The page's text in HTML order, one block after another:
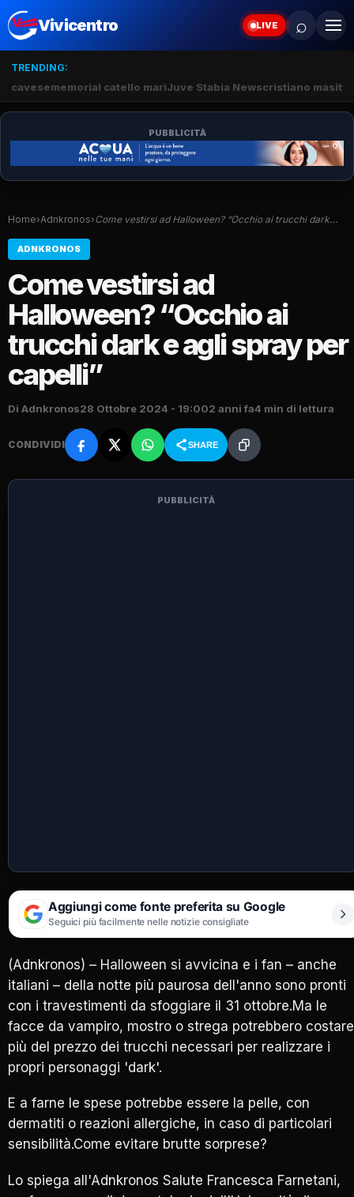
Vivicentro LIVE ⌕
TRENDING:
cavesememorial catello mariJuve Stabia Newscristiano masitto
PUBBLICITÀ
Home›Adnkronos›Come vestirsi ad Halloween? “Occhio ai trucchi dark…
ADNKRONOS
Come vestirsi ad
Halloween? “Occhio ai
trucchi dark e agli spray per
capelli”
Di Adnkronos28 Ottobre 2024 - 19:002 anni fa4 min di lettura
CONDIVIDI SHARE
PUBBLICITÀ
Aggiungi come fonte preferita su Google
Seguici più facilmente nelle notizie consigliate
(Adnkronos) – Halloween si avvicina e i fan – anche
italiani – della notte più paurosa dell'anno sono pronti
con i travestimenti da sfoggiare il 31 ottobre.Ma le
facce da vampiro, mostro o strega potrebbero costare
più del prezzo dei trucchi necessari per realizzare i
propri personaggi 'dark'.
E a farne le spese potrebbe essere la pelle, con
dermatiti o reazioni allergiche, in caso di particolari
sensibilità.Come evitare brutte sorprese?
Lo spiega all'Adnkronos Salute Francesca Farnetani,